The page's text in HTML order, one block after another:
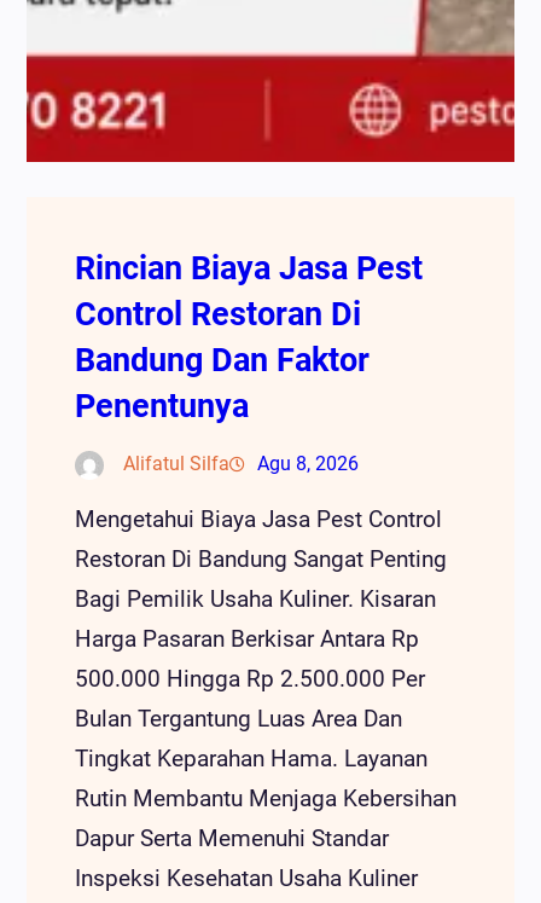
Rincian Biaya Jasa Pest
Control Restoran Di
Bandung Dan Faktor
Penentunya
Alifatul Silfa Agu 8, 2026
Mengetahui Biaya Jasa Pest Control
Restoran Di Bandung Sangat Penting
Bagi Pemilik Usaha Kuliner. Kisaran
Harga Pasaran Berkisar Antara Rp
500.000 Hingga Rp 2.500.000 Per
Bulan Tergantung Luas Area Dan
Tingkat Keparahan Hama. Layanan
Rutin Membantu Menjaga Kebersihan
Dapur Serta Memenuhi Standar
Inspeksi Kesehatan Usaha Kuliner